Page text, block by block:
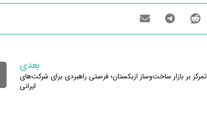
بعدی
تمرکز بر بازار ساخت‌وساز ازبکستان؛ فرصتی راهبردی برای شرکت‌های
ایرانی